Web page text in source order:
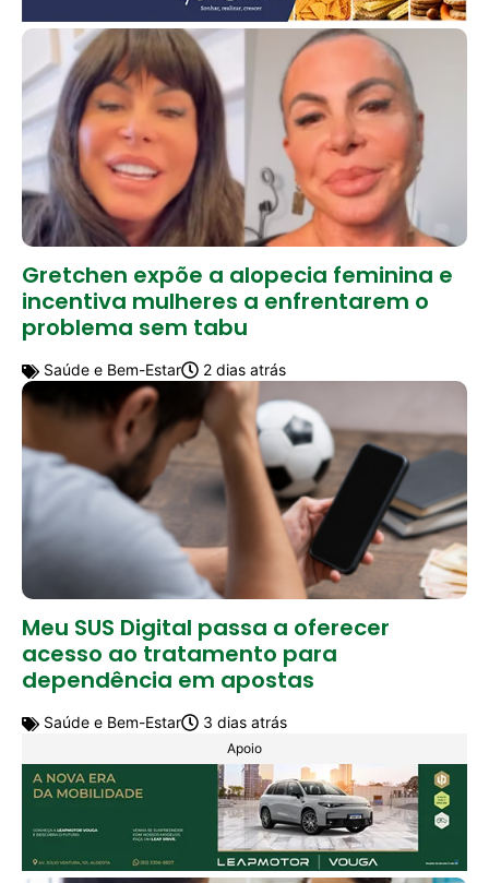
Gretchen expõe a alopecia feminina e
incentiva mulheres a enfrentarem o
problema sem tabu
Saúde e Bem-Estar 2 dias atrás
Meu SUS Digital passa a oferecer
acesso ao tratamento para
dependência em apostas
Saúde e Bem-Estar 3 dias atrás
Apoio